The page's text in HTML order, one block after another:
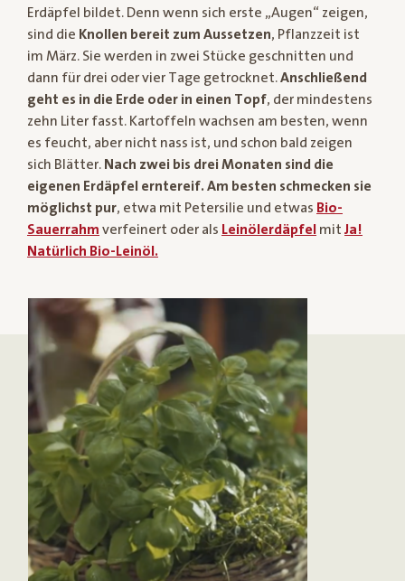
Erdäpfel bildet. Denn wenn sich erste „Augen“ zeigen,
sind die Knollen bereit zum Aussetzen, Pflanzzeit ist
im März. Sie werden in zwei Stücke geschnitten und
dann für drei oder vier Tage getrocknet.Anschließend
geht es in die Erde oder in einen Topf, der mindestens
zehn Liter fasst. Kartoffeln wachsen am besten, wenn
es feucht, aber nicht nass ist, und schon bald zeigen
sich Blätter. Nach zwei bis drei Monaten sind die
eigenen Erdäpfel erntereif. Am besten schmecken sie
möglichst pur, etwa mit Petersilie und etwas Bio-
Sauerrahm verfeinert oder als Leinölerdäpfel mit Ja!
Natürlich Bio-Leinöl.